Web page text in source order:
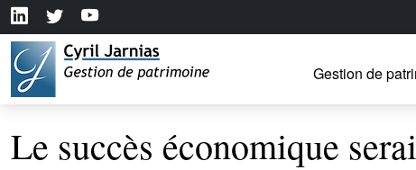
Gestion de
Le succès économique